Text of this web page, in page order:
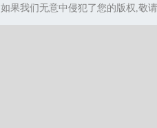
如果我们无意中侵犯了您的版权,敬